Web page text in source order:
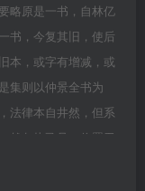
略原是一书，自林亿
书，今复其旧，使后
本，或字有增减，或
集则以仲景全书为
法律本自井然，但系
然各执己见，位置无